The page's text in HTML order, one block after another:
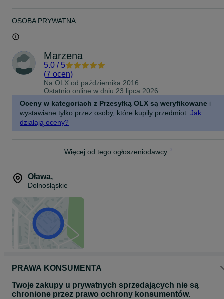
OSOBA PRYWATNA
Marzena
5.0 / 5
(7 ocen)
Na OLX od października 2016
Ostatnio online w dniu 23 lipca 2026
Oceny w kategoriach z Przesyłką OLX są weryfikowane i
wystawiane tylko przez osoby, które kupiły przedmiot. Jak
działają oceny?
Więcej od tego ogłoszeniodawcy
Oława,
Dolnośląskie
PRAWA KONSUMENTA
Twoje zakupy u prywatnych sprzedających nie są
chronione przez prawo ochrony konsumentów.